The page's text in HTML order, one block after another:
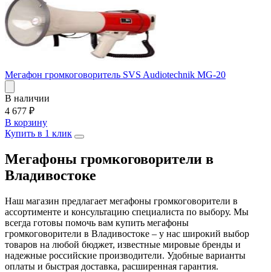
Мегафон громкоговоритель SVS Audiotechnik MG-20
В наличии
4 677 ₽
В корзину
Купить в 1 клик
Мегафоны громкоговорители в
Владивостоке
Наш магазин предлагает мегафоны громкоговорители в
ассортименте и консультацию специалиста по выбору. Мы
всегда готовы помочь вам купить мегафоны
громкоговорители в Владивостоке – у нас широкий выбор
товаров на любой бюджет, известные мировые бренды и
надежные российские производители. Удобные варианты
оплаты и быстрая доставка, расширенная гарантия.